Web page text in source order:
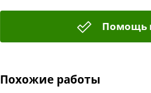
Помощь
Похожие работы